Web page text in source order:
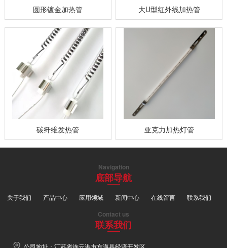
圆形镀金加热管 大U型红外线加热管
碳纤维发热管 亚克力加热灯管
Navigation
底部导航
关于我们 产品中心 应用领域 新闻中心 在线留言 联系我们
Contact us
联系我们